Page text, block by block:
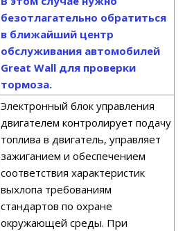
безотлагательно обратиться
в ближайший центр
обслуживания автомобилей
Great Wall для проверки
тормоза.
Электронный блок управления
двигателем контролирует подачу
топлива в двигатель, управляет
зажиганием и обеспечением
соответствия характеристик
выхлопа требованиям
стандартов по охране
окружающей среды. При